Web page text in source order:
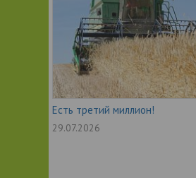
Есть третий миллион!
29.07.2026